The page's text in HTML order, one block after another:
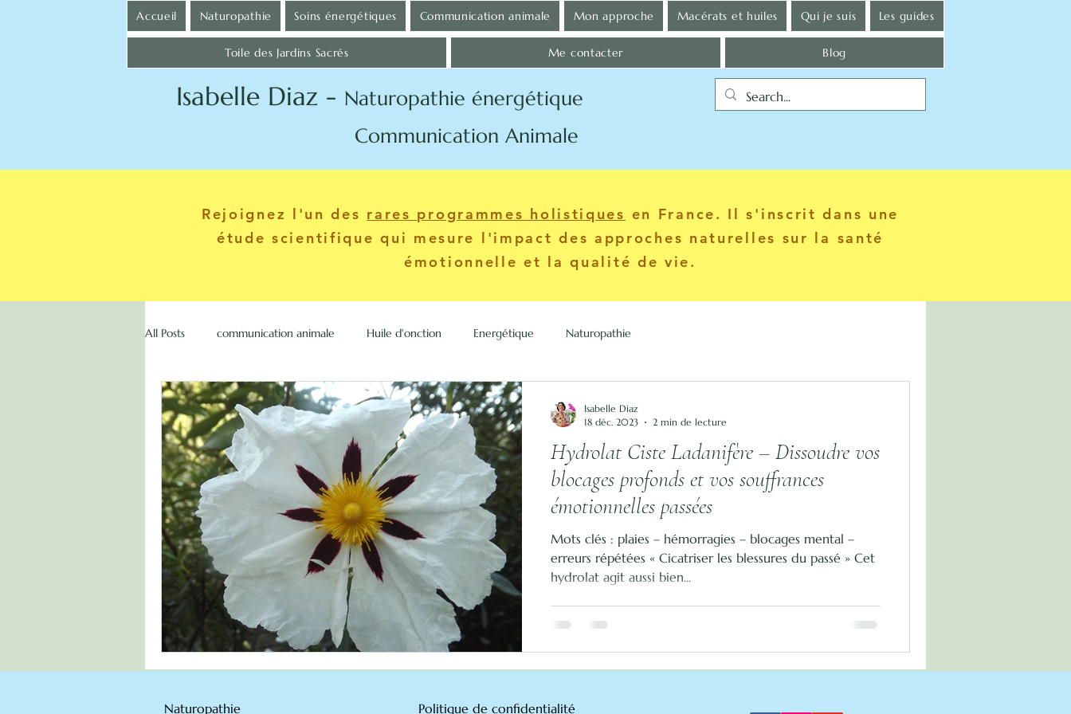
Accueil Naturopathie Soins énergétiques Communication animale Mon approche Macérats et huiles Qui je suis Les guides
Toile des Jardins Sacrés Me contacter Blog
Isabelle Diaz - Naturopathie énergétique
Communication Animale
Rejoignez l'un des rares programmes holistiques en France. Il s'inscrit dans une
étude scientifique qui mesure l'impact des approches naturelles sur la santé
émotionnelle et la qualité de vie.
All Posts communication animale Huile d'onction Energétique Naturopathie
Hydrolat Ciste Ladanifère – Dissoudre vos
blocages profonds et vos souffrances
émotionnelles passées
Mots clés : plaies – hémorragies – blocages mental –
erreurs répétées « Cicatriser les blessures du passé » Cet
hydrolat agit aussi bien...
Isabelle Diaz
18 déc. 2023
2 min de lecture
Naturopathie Politique de confidentialité